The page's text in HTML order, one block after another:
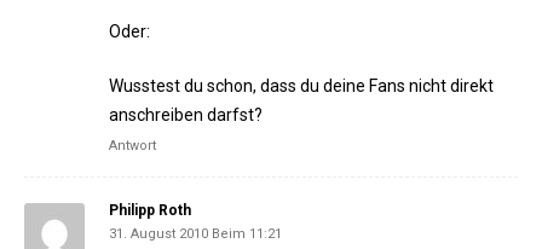
Oder:
Wusstest du schon, dass du deine Fans nicht direkt
anschreiben darfst?
Antwort
Philipp Roth
31. August 2010 Beim 11:21